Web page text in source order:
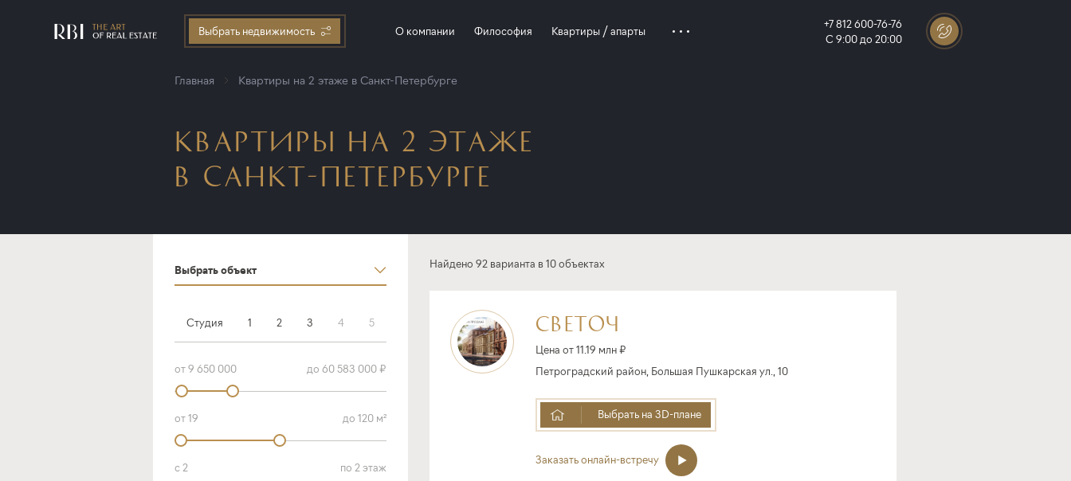
Выбрать недвижимость О компании Философия Квартиры / апарты
+7 812 600-76-76
С 9:00 до 20:00
Главная Квартиры на 2 этаже в Санкт-Петербурге
КВАРТИРЫ НА 2 ЭТАЖЕ
В САНКТ-ПЕТЕРБУРГЕ
Выбрать объект
Студия 1 2 3 4 5
Найдено 92 варианта в 10 объектах
СВЕТОЧ
Цена от 11.19 млн ₽
Петроградский район, Большая Пушкарская ул., 10
Выбрать на 3D-плане
Заказать онлайн-встречу